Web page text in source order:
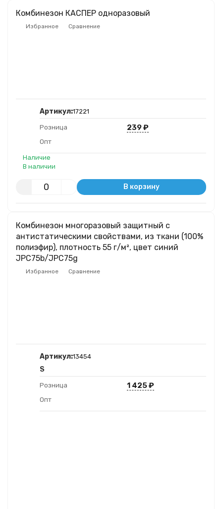
Комбинезон КАСПЕР одноразовый
Избранное Сравнение
Артикул:17221
Розница 239₽
Опт
Наличие
В наличии
В корзину
Комбинезон многоразовый защитный с
антистатическими свойствами, из ткани (100%
полиэфир), плотность 55 г/м², цвет синий
JPC75b/JPC75g
Избранное Сравнение
Артикул:13454
S
Розница 1 425₽
Опт